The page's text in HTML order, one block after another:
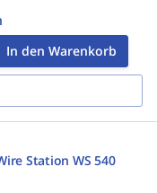
In den Warenkorb
Station WS 540